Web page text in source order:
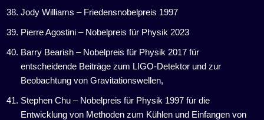
Jody Williams – Friedensnobelpreis 1997
Pierre Agostini – Nobelpreis für Physik 2023
Barry Bearish – Nobelpreis für Physik 2017 für
entscheidende Beiträge zum LIGO-Detektor und zur
Beobachtung von Gravitationswellen,
Stephen Chu – Nobelpreis für Physik 1997 für die
Entwicklung von Methoden zum Kühlen und Einfangen von